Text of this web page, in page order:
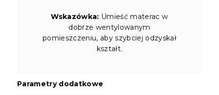
Wskazówka: Umieść materac w
dobrze wentylowanym
pomieszczeniu, aby szybciej odzyskał
kształt.
Parametry dodatkowe